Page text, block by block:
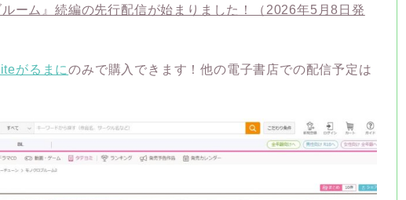
ルーム』続編の先行配信が始まりました！（2026年5月8日発
がるまにのみで購入できます！他の電子書店での配信予定は